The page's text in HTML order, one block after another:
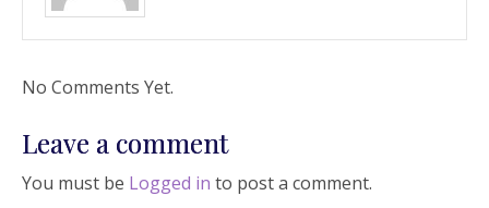
No Comments Yet.
Leave a comment
You must be Logged in to post a comment.